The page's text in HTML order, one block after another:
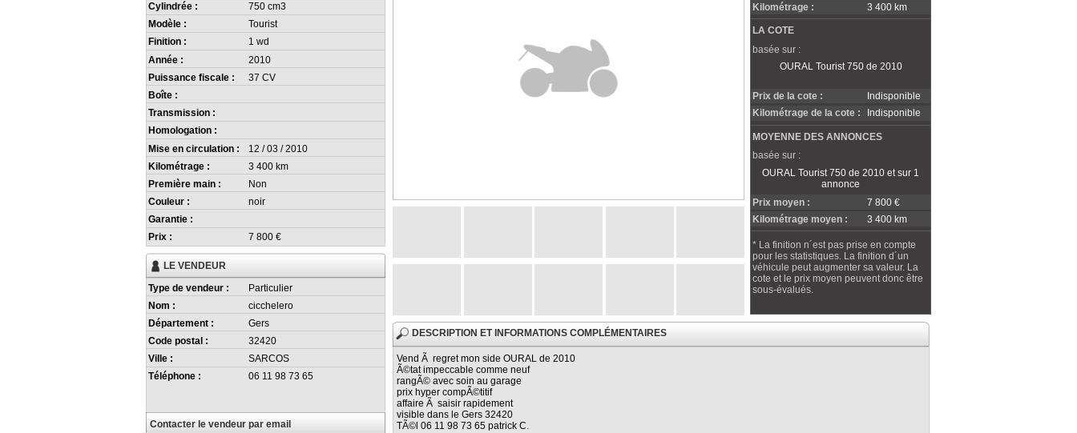
Cylindrée :
750 cm3
Modèle :
Tourist
Finition :
1 wd
Année :
2010
Puissance fiscale :
37 CV
Boîte :
Transmission :
Homologation :
Mise en circulation :
12 / 03 / 2010
Kilométrage :
3 400 km
Première main :
Non
Couleur :
noir
Garantie :
Prix :
7 800 €
LE VENDEUR
Type de vendeur :
Particulier
Nom :
cicchelero
Département :
Gers
Code postal :
32420
Ville :
SARCOS
Téléphone :
06 11 98 73 65
Contacter le vendeur par email
Kilométrage :
3 400 km
LA COTE
basée sur :
OURAL Tourist 750 de 2010
Prix de la cote :
Indisponible
Kilométrage de la cote :
Indisponible
MOYENNE DES ANNONCES
basée sur :
OURAL Tourist 750 de 2010 et sur 1
annonce
Prix moyen :
7 800 €
Kilométrage moyen :
3 400 km
* La finition n´est pas prise en compte
pour les statistiques. La finition d´un
véhicule peut augmenter sa valeur. La
cote et le prix moyen peuvent donc être
sous-évalués.
DESCRIPTION ET INFORMATIONS COMPLÉMENTAIRES
Vend Ã regret mon side OURAL de 2010
Ã©tat impeccable comme neuf
rangÃ© avec soin au garage
prix hyper compÃ©titif
affaire Ã saisir rapidement
visible dans le Gers 32420
TÃ©l 06 11 98 73 65 patrick C.